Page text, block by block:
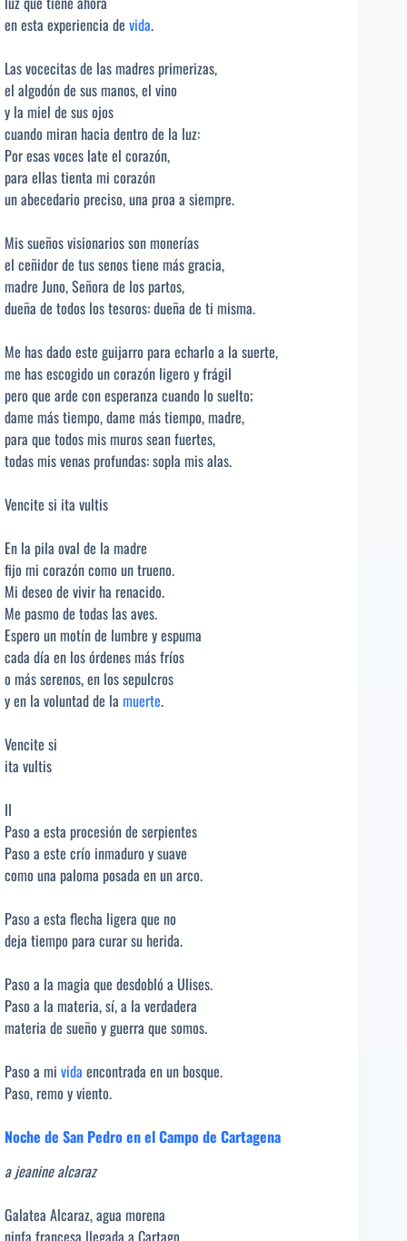
en esta experiencia de vida.
Las vocecitas de las madres primerizas,
el algodón de sus manos, el vino
y la miel de sus ojos
cuando miran hacia dentro de la luz:
Por esas voces late el corazón,
para ellas tienta mi corazón
un abecedario preciso, una proa a siempre.
Mis sueños visionarios son monerías
el ceñidor de tus senos tiene más gracia,
madre Juno, Señora de los partos,
dueña de todos los tesoros: dueña de ti misma.
Me has dado este guijarro para echarlo a la suerte,
me has escogido un corazón ligero y frágil
pero que arde con esperanza cuando lo suelto;
dame más tiempo, dame más tiempo, madre,
para que todos mis muros sean fuertes,
todas mis venas profundas: sopla mis alas.
Vencite si ita vultis
En la pila oval de la madre
fijo mi corazón como un trueno.
Mi deseo de vivir ha renacido.
Me pasmo de todas las aves.
Espero un motín de lumbre y espuma
cada día en los órdenes más fríos
o más serenos, en los sepulcros
y en la voluntad de la muerte.
Vencite si
ita vultis
II
Paso a esta procesión de serpientes
Paso a este crío inmaduro y suave
como una paloma posada en un arco.
Paso a esta flecha ligera que no
deja tiempo para curar su herida.
Paso a la magia que desdobló a Ulises.
Paso a la materia, sí, a la verdadera
materia de sueño y guerra que somos.
Paso a mi vida encontrada en un bosque.
Paso, remo y viento.
Noche de San Pedro en el Campo de Cartagena
a jeanine alcaraz
Galatea Alcaraz, agua morena